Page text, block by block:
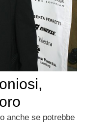
anche se potrebbe